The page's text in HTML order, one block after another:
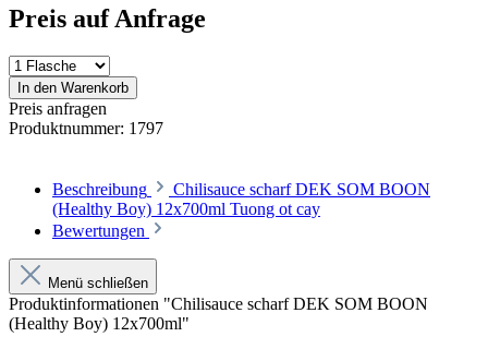
Preis auf Anfrage
In den Warenkorb
Preis anfragen
Produktnummer: 1797
Beschreibung
Chilisauce scharf DEK SOM BOON
(Healthy Boy) 12x700ml Tuong ot cay
Bewertungen
Menü schließen
Produktinformationen "Chilisauce scharf DEK SOM BOON
(Healthy Boy) 12x700ml"